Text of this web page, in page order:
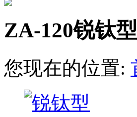
ZA-120锐钛
您现在的位置: